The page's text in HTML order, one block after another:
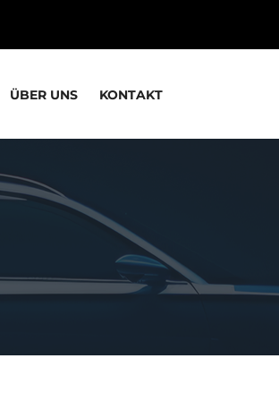
ÜBER UNS KONTAKT